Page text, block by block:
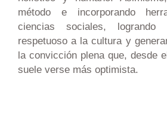
método e incorporando
ciencias sociales, logrando
respetuoso a la cultura y
la convicción plena que, desde
suele verse más optimista.